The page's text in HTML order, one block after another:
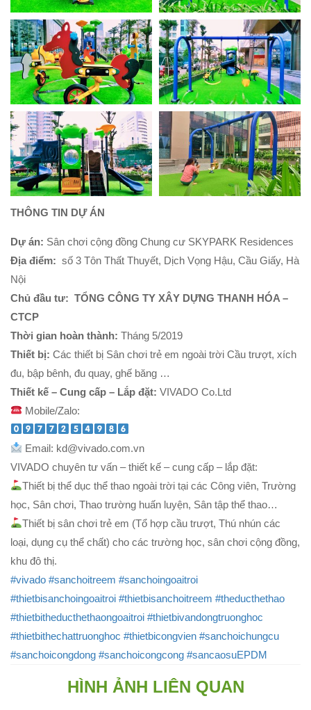
THÔNG TIN DỰ ÁN
Dự án: Sân chơi cộng đồng Chung cư SKYPARK Residences
Địa điểm: số 3 Tôn Thất Thuyết, Dịch Vọng Hậu, Cầu Giấy, Hà
Nội
Chủ đầu tư: TỔNG CÔNG TY XÂY DỰNG THANH HÓA –
CTCP
Thời gian hoàn thành: Tháng 5/2019
Thiết bị: Các thiết bị Sân chơi trẻ em ngoài trời Cầu trượt, xích
đu, bập bênh, đu quay, ghế băng …
Thiết kế – Cung cấp – Lắp đặt: VIVADO Co.Ltd
Mobile/Zalo:
Email: kd@vivado.com.vn
VIVADO chuyên tư vấn – thiết kế – cung cấp – lắp đặt:
Thiết bị thể dục thể thao ngoài trời tại các Công viên, Trường
học, Sân chơi, Thao trường huấn luyện, Sân tập thể thao…
Thiết bị sân chơi trẻ em (Tổ hợp cầu trượt, Thú nhún các
loại, dụng cụ thể chất) cho các trường học, sân chơi cộng đồng,
khu đô thị.
#vivado #sanchoitreem #sanchoingoaitroi
#thietbisanchoingoaitroi #thietbisanchoitreem #theducthethao
#thietbitheducthethaongoaitroi #thietbivandongtruonghoc
#thietbithechattruonghoc #thietbicongvien #sanchoichungcu
#sanchoicongdong #sanchoicongcong #sancaosuEPDM
HÌNH ẢNH LIÊN QUAN